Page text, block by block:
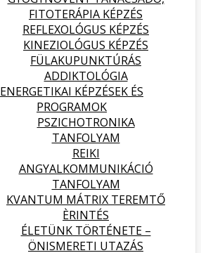
FITOTERÁPIA KÉPZÉS
REFLEXOLÓGUS KÉPZÉS
KINEZIOLÓGUS KÉPZÉS
FÜLAKUPUNKTÚRÁS
ADDIKTOLÓGIA
ENERGETIKAI KÉPZÉSEK ÉS
PROGRAMOK
PSZICHOTRONIKA
TANFOLYAM
REIKI
ANGYALKOMMUNIKÁCIÓ
TANFOLYAM
KVANTUM MÁTRIX TEREMTŐ
ÈRINTÉS
ÉLETÜNK TÖRTÉNETE –
ÖNISMERETI UTAZÁS